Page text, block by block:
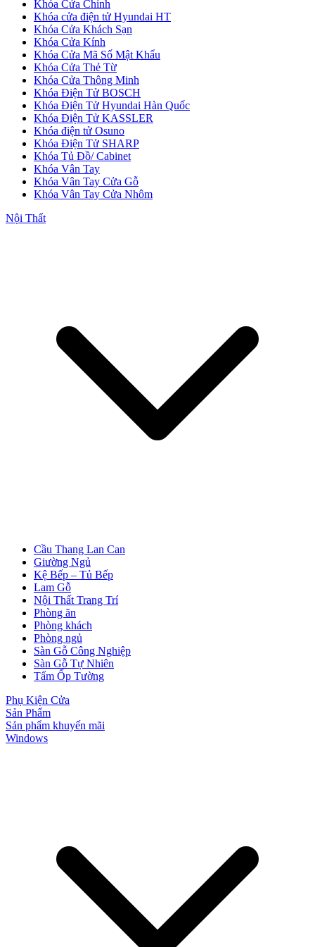
Cửa Nhựa Giá Rẻ
Cửa Nhựa Vân Gỗ
Cửa Nhựa Lõi Thép Upvc
Khóa Cửa Chính
Khóa cửa điện tử Hyundai HT
Khóa Cửa Khách Sạn
Khóa Cửa Kính
Khóa Cửa Mã Số Mật Khẩu
Khóa Cửa Thẻ Từ
Khóa Cửa Thông Minh
Khóa Điện Tử BOSCH
Khóa Điện Tử Hyundai Hàn Quốc
Khóa Điện Tử KASSLER
Khóa điện tử Osuno
Khóa Điện Tử SHARP
Khóa Tủ Đồ/ Cabinet
Khóa Vân Tay
Khóa Vân Tay Cửa Gỗ
Khóa Vân Tay Cửa Nhôm
Nội Thất
Cầu Thang Lan Can
Giường Ngủ
Kệ Bếp – Tủ Bếp
Lam Gỗ
Nội Thất Trang Trí
Phòng ăn
Phòng khách
Phòng ngủ
Sàn Gỗ Công Nghiệp
Sàn Gỗ Tự Nhiên
Tấm Ốp Tường
Phụ Kiện Cửa
Sản Phẩm
Sản phẩm khuyến mãi
Windows